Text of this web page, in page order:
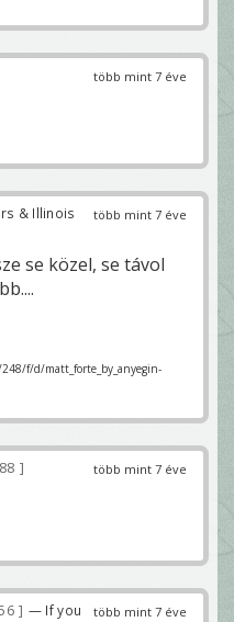
több mint 7 éve
több mint 7 éve
& Illinois
se közel, se távol
f/d/matt_forte_by_anyegin-
több mint 7 éve
88
több mint 7 éve
— If you